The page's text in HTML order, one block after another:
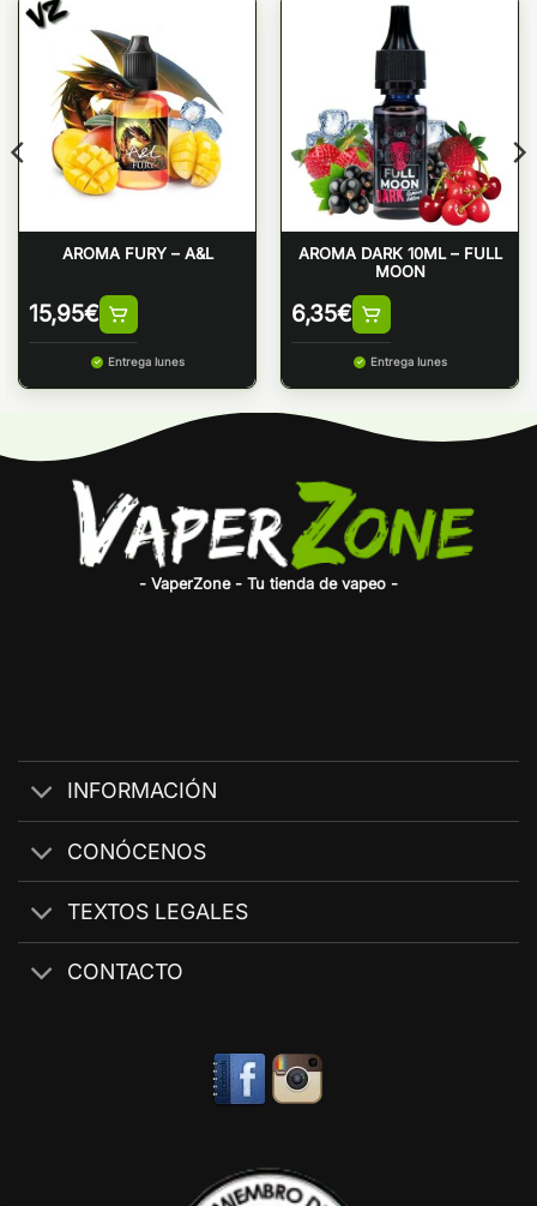
AROMA FURY – A&L
15,95€
Entrega lunes
AROMA DARK 10ML – FULL
MOON
6,35€
Entrega lunes
- VaperZone - Tu tienda de vapeo -
INFORMACIÓN
CONÓCENOS
TEXTOS LEGALES
CONTACTO